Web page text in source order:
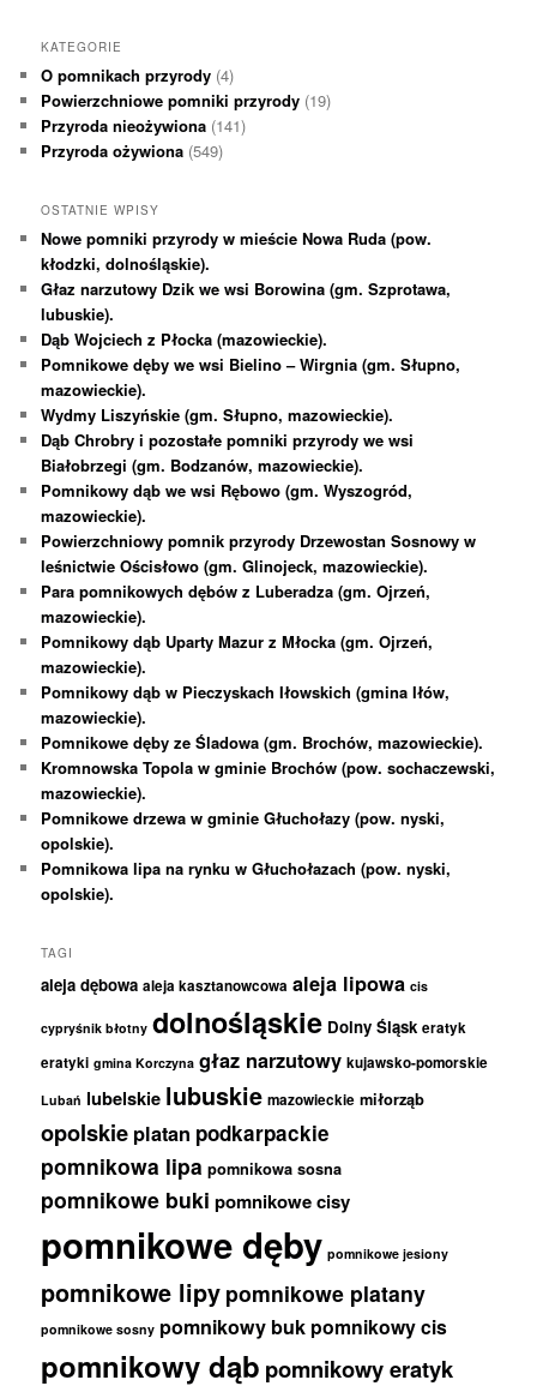
KATEGORIE
O pomnikach przyrody (4)
Powierzchniowe pomniki przyrody (19)
Przyroda nieożywiona (141)
Przyroda ożywiona (549)
OSTATNIE WPISY
Nowe pomniki przyrody w mieście Nowa Ruda (pow.
kłodzki, dolnośląskie).
Głaz narzutowy Dzik we wsi Borowina (gm. Szprotawa,
lubuskie).
Dąb Wojciech z Płocka (mazowieckie).
Pomnikowe dęby we wsi Bielino – Wirgnia (gm. Słupno,
mazowieckie).
Wydmy Liszyńskie (gm. Słupno, mazowieckie).
Dąb Chrobry i pozostałe pomniki przyrody we wsi
Białobrzegi (gm. Bodzanów, mazowieckie).
Pomnikowy dąb we wsi Rębowo (gm. Wyszogród,
mazowieckie).
Powierzchniowy pomnik przyrody Drzewostan Sosnowy w
leśnictwie Ościsłowo (gm. Glinojeck, mazowieckie).
Para pomnikowych dębów z Luberadza (gm. Ojrzeń,
mazowieckie).
Pomnikowy dąb Uparty Mazur z Młocka (gm. Ojrzeń,
mazowieckie).
Pomnikowy dąb w Pieczyskach Iłowskich (gmina Iłów,
mazowieckie).
Pomnikowe dęby ze Śladowa (gm. Brochów, mazowieckie).
Kromnowska Topola w gminie Brochów (pow. sochaczewski,
mazowieckie).
Pomnikowe drzewa w gminie Głuchołazy (pow. nyski,
opolskie).
Pomnikowa lipa na rynku w Głuchołazach (pow. nyski,
opolskie).
TAGI
aleja dębowa aleja kasztanowcowa aleja lipowa cis
cypryśnik błotny dolnośląskie Dolny Śląsk eratyk
eratyki gmina Korczyna głaz narzutowy kujawsko-pomorskie
Lubań lubelskie lubuskie mazowieckie miłorząb
opolskie platan podkarpackie
pomnikowa lipa pomnikowa sosna
pomnikowe buki pomnikowe cisy
pomnikowe dęby pomnikowe jesiony
pomnikowe lipy pomnikowe platany
pomnikowe sosny pomnikowy buk pomnikowy cis
pomnikowy dąb pomnikowy eratyk